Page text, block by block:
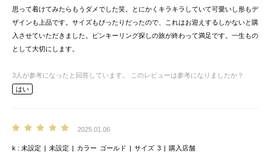
思って着けてみたらもうダメでした笑。とにかくキラキラしていて可愛いし形もデ
ザインも上品です。サイズもぴったりだったので、これはお迎えするしかないと購
入させていただきました。ピンキーリング探しの旅が終わって満足です。一生もの
として大切にします。
3 人が参考になったと回答しています。
このレビューは参考になりましたか？
はい
2025.01.06
k 未設定 未設定 カラー ゴールド サイズ 3
購入店舗